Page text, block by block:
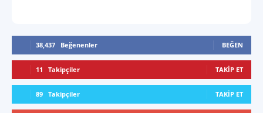
38,437 Beğenenler BEĞEN
11 Takipçiler TAKIP ET
89 Takipçiler TAKIP ET